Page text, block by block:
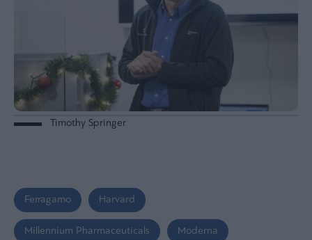
Timothy Springer
Ferragamo Harvard
Millennium Pharmaceuticals Moderna